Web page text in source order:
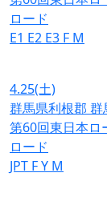
ロード
E1 E2 E3 F M
4.25(土)
群馬県利根郡
第60回東日本ロ
ロード
JPT FY M